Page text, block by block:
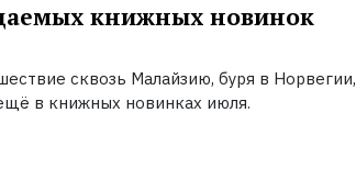
книжных новинок
сквозь Малайзию, буря в Норвегии,
в книжных новинках июля.